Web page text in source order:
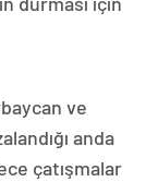
ve
anda
çatışmalar